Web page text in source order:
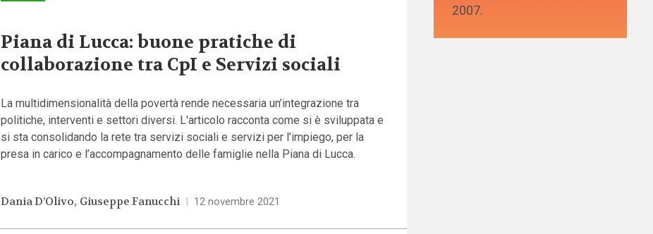
Piana di Lucca: buone pratiche di
collaborazione tra CpI e Servizi sociali
La multidimensionalità della povertà rende necessaria un’integrazione tra
politiche, interventi e settori diversi. L'articolo racconta come si è sviluppata e
si sta consolidando la rete tra servizi sociali e servizi per l’impiego, per la
presa in carico e l’accompagnamento delle famiglie nella Piana di Lucca.
Dania D’Olivo Giuseppe Fanucchi | 12 novembre 2021
2007.